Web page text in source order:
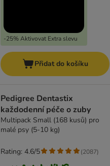
-25% Aktivovat Extra slevu
Přidat do košíku
Pedigree Dentastix
každodenní péče o zuby
Multipack Small (168 kusů) pro
malé psy (5-10 kg)
Rating: 4.6/5 (2087)